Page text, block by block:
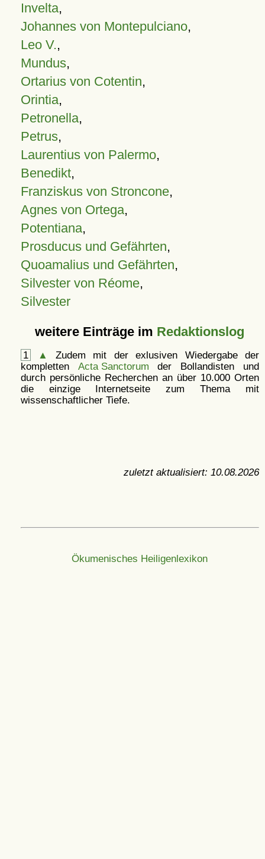
Invelta,
Johannes von Montepulciano,
Leo V.,
Mundus,
Ortarius von Cotentin,
Orintia,
Petronella,
Petrus,
Laurentius von Palermo,
Benedikt,
Franziskus von Stroncone,
Agnes von Ortega,
Potentiana,
Prosducus und Gefährten,
Quoamalius und Gefährten,
Silvester von Réome,
Silvester
weitere Einträge im Redaktionslog
1 ▲
Zudem mit der exlusiven Wiedergabe der
kompletten Acta Sanctorum der Bollandisten und
durch persönliche Recherchen an über 10.000 Orten
die einzige Internetseite zum Thema mit
wissenschaftlicher Tiefe.
zuletzt aktualisiert: 10.08.2026
Ökumenisches Heiligenlexikon